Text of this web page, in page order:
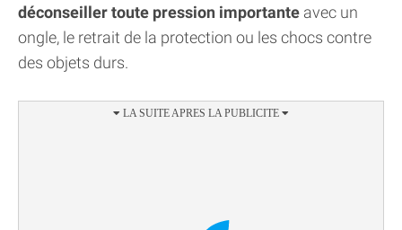
déconseiller toute pression importante avec un
ongle, le retrait de la protection ou les chocs contre
des objets durs.